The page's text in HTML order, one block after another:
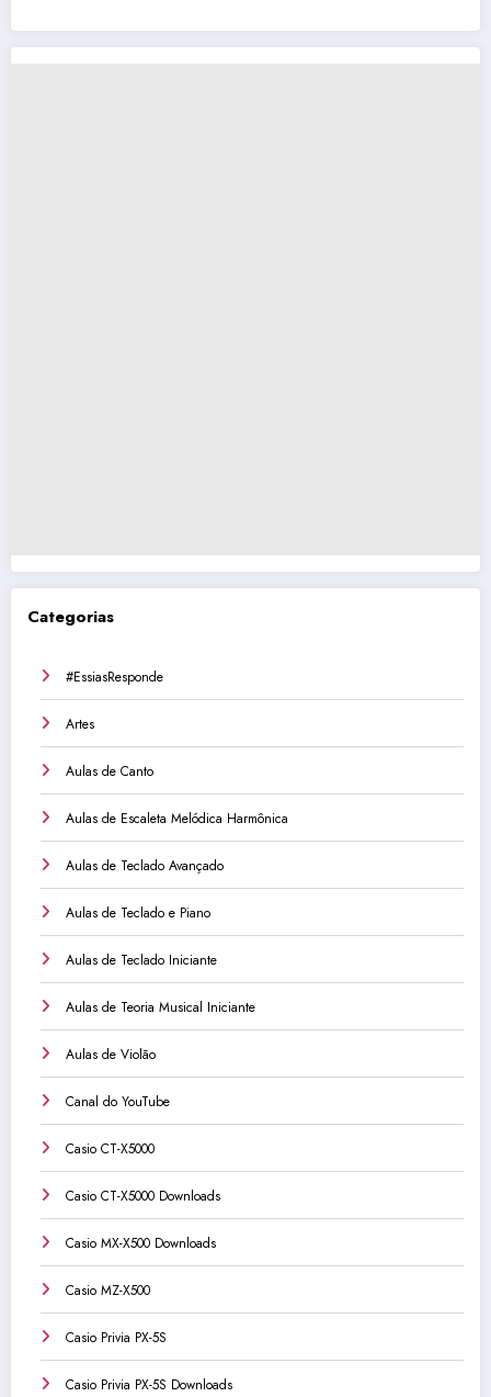
Categorias
#EssiasResponde
Artes
Aulas de Canto
Aulas de Escaleta Melódica Harmônica
Aulas de Teclado Avançado
Aulas de Teclado e Piano
Aulas de Teclado Iniciante
Aulas de Teoria Musical Iniciante
Aulas de Violão
Canal do YouTube
Casio CT-X5000
Casio CT-X5000 Downloads
Casio MX-X500 Downloads
Casio MZ-X500
Casio Privia PX-5S
Casio Privia PX-5S Downloads